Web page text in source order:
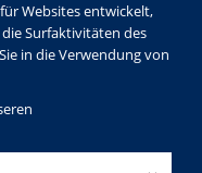
Websites entwickelt,
Surfaktivitäten des
in die Verwendung von